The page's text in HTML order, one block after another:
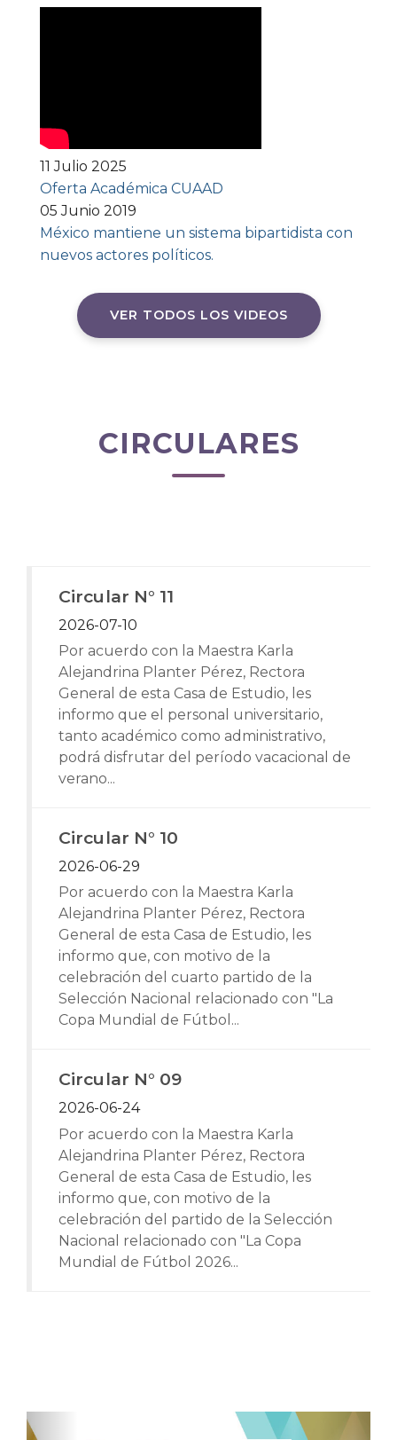
11 Julio 2025
Oferta Académica CUAAD
05 Junio 2019
México mantiene un sistema bipartidista con
nuevos actores políticos.
VER TODOS LOS VIDEOS
CIRCULARES
Circular N° 11
2026-07-10
Por acuerdo con la Maestra Karla
Alejandrina Planter Pérez, Rectora
General de esta Casa de Estudio, les
informo que el personal universitario,
tanto académico como administrativo,
podrá disfrutar del período vacacional de
verano...
Circular N° 10
2026-06-29
Por acuerdo con la Maestra Karla
Alejandrina Planter Pérez, Rectora
General de esta Casa de Estudio, les
informo que, con motivo de la
celebración del cuarto partido de la
Selección Nacional relacionado con "La
Copa Mundial de Fútbol...
Circular N° 09
2026-06-24
Por acuerdo con la Maestra Karla
Alejandrina Planter Pérez, Rectora
General de esta Casa de Estudio, les
informo que, con motivo de la
celebración del partido de la Selección
Nacional relacionado con "La Copa
Mundial de Fútbol 2026...